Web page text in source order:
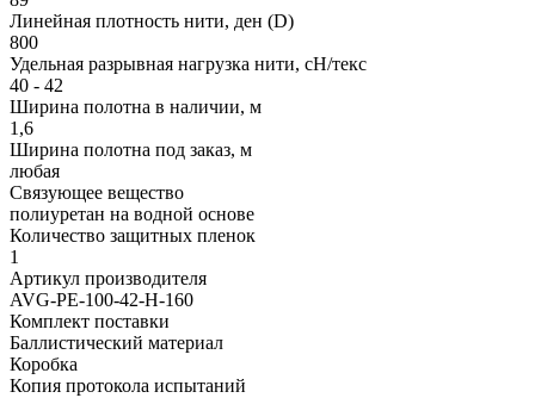
Линейная плотность нити, ден (D)
800
Удельная разрывная нагрузка нити, сН/текс
40 - 42
Ширина полотна в наличии, м
1,6
Ширина полотна под заказ, м
любая
Связующее вещество
полиуретан на водной основе
Количество защитных пленок
1
Артикул производителя
AVG-PE-100-42-H-160
Комплект поставки
Баллистический материал
Коробка
Копия протокола испытаний